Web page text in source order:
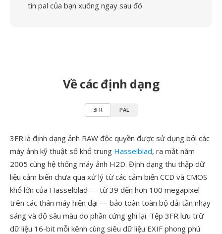
tin pal của bạn xuống ngay sau đó
Về các định dạng
3FR PAL
3FR là định dạng ảnh RAW độc quyền được sử dụng bởi các
máy ảnh kỹ thuật số khổ trung Hasselblad, ra mắt năm
2005 cùng hệ thống máy ảnh H2D. Định dạng thu thập dữ
liệu cảm biến chưa qua xử lý từ các cảm biến CCD và CMOS
khổ lớn của Hasselblad — từ 39 đến hơn 100 megapixel
trên các thân máy hiện đại — bảo toàn toàn bộ dải tần nhạy
sáng và độ sâu màu do phần cứng ghi lại. Tệp 3FR lưu trữ
dữ liệu 16-bit mỗi kênh cùng siêu dữ liệu EXIF phong phú